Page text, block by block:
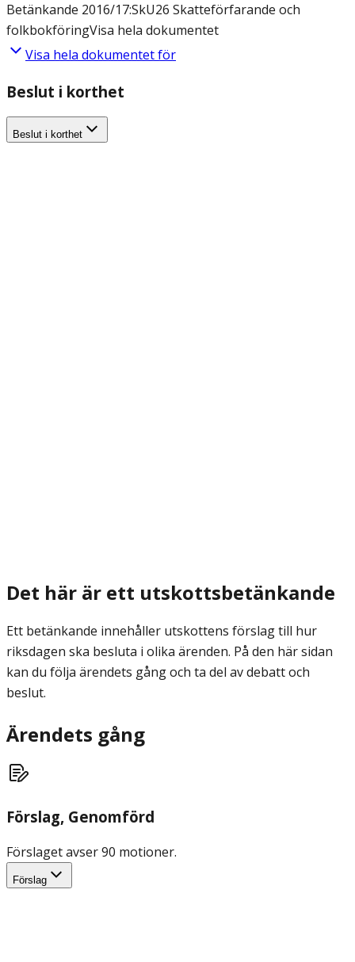
Betänkande 2016/17:SkU26 Skatteförfarande och
folkbokföringVisa hela dokumentet
Visa hela dokumentet för
Beslut i korthet
Beslut i korthet
Det här är ett utskottsbetänkande
Ett betänkande innehåller utskottens förslag till hur
riksdagen ska besluta i olika ärenden. På den här sidan
kan du följa ärendets gång och ta del av debatt och
beslut.
Ärendets gång
Förslag, Genomförd
Förslaget avser 90 motioner.
Förslag